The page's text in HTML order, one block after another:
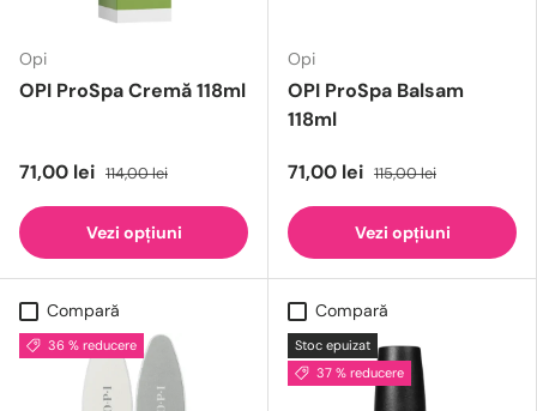
Opi
OPI ProSpa Cremă 118ml
71,00 lei 114,00 lei
Vezi opțiuni
Opi
OPI ProSpa Balsam
118ml
71,00 lei 115,00 lei
Vezi opțiuni
Compară
36 % reducere
Compară
Stoc epuizat
37 % reducere